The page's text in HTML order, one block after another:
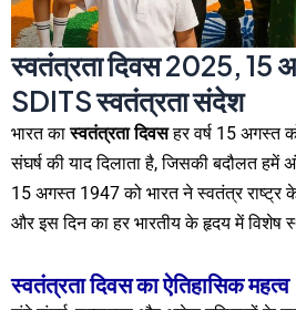
स्वतंत्रता दिवस 2025, 15
SDITS स्वतंत्रता संदेश
भारत कास्वतंत्रता दिवसहर वर्ष 15 अगस्त
संघर्ष की याद दिलाता है, जिसकी बदौलत हमें
15 अगस्त 1947 को भारत ने स्वतंत्र राष्ट्र
और इस दिन का हर भारतीय के हृदय में विशेष
स्वतंत्रता दिवस का ऐतिहासिक महत्व